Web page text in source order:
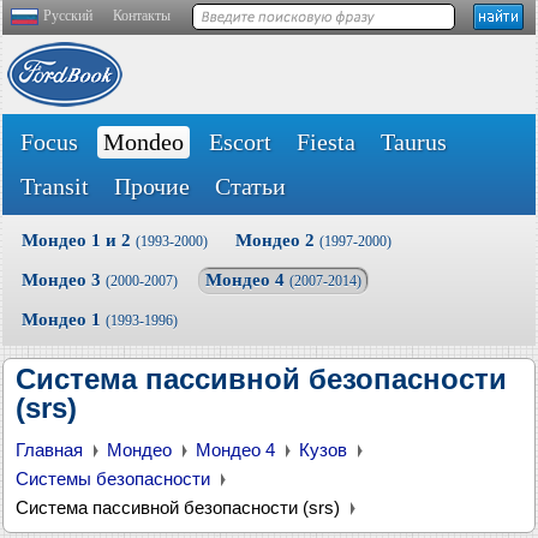
Русский Контакты
Focus Mondeo Escort Fiesta
Taurus
Transit
Прочие Статьи
Мондео 1 и 2 (1993-2000) Мондео 2 (1997-2000)
Мондео 3 (2000-2007) Мондео 4 (2007-2014)
Мондео 1 (1993-1996)
Система пассивной безопасности
(srs)
Главная Мондео Мондео 4
Кузов
Системы безопасности
Система пассивной безопасности (srs)